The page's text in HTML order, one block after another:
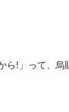
ら!」って、烏